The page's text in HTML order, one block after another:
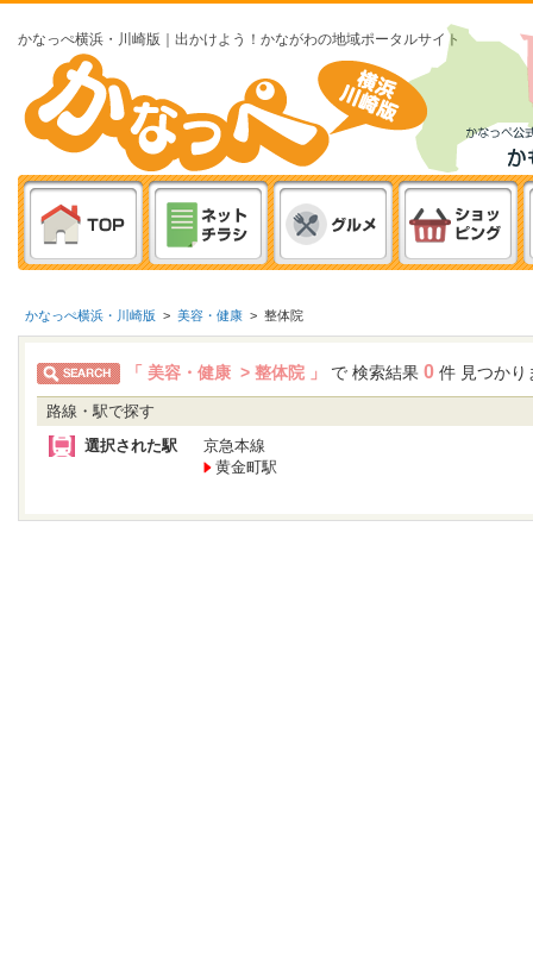
かなっぺ横浜・川崎版｜出かけよう！かながわの地域ポータルサイト
かなっぺ横浜・川崎版 > 美容・健康 > 整体院
「 美容・健康 > 整体院 」 で 検索結果 0 件 見つかり
路線・駅で探す
選択された駅
京急本線
黄金町駅